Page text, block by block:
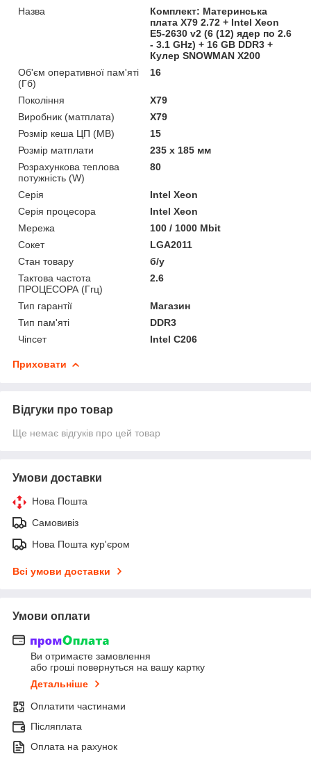
Назва
Комплект: Материнська
плата X79 2.72 + Intel Xeon
E5-2630 v2 (6 (12) ядер по 2.6
- 3.1 GHz) + 16 GB DDR3 +
Кулер SNOWMAN X200
Об'єм оперативної пам'яті
(Гб)
16
Покоління
X79
Виробник (матплата)
X79
Розмір кеша ЦП (MB)
15
Розмір матплати
235 х 185 мм
Розрахункова теплова
потужність (W)
80
Серія
Intel Xeon
Серія процесора
Intel Xeon
Мережа
100 / 1000 Mbit
Сокет
LGA2011
Стан товару
б/у
Тактова частота
ПРОЦЕСОРА (Ггц)
2.6
Тип гарантії
Магазин
Тип пам'яті
DDR3
Чіпсет
Intel C206
Приховати
Відгуки про товар
Ще немає відгуків про цей товар
Умови доставки
Нова Пошта
Самовивіз
Нова Пошта кур'єром
Всі умови доставки
Умови оплати
Ви отримаєте замовлення
або гроші повернуться на вашу картку
Детальніше
Оплатити частинами
Післяплата
Оплата на рахунок